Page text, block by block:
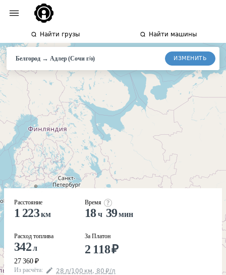
Найти грузы Найти машины
Белгород → Адлер(Сочи г/о) ИЗМЕНИТЬ
Расстояние
1 223км
Расход топлива
342л
27 360 ₽
Время
18ч 39мин
За Платон
2 118₽
Из расчёта: 28 л/100 км, 80 ₽/л